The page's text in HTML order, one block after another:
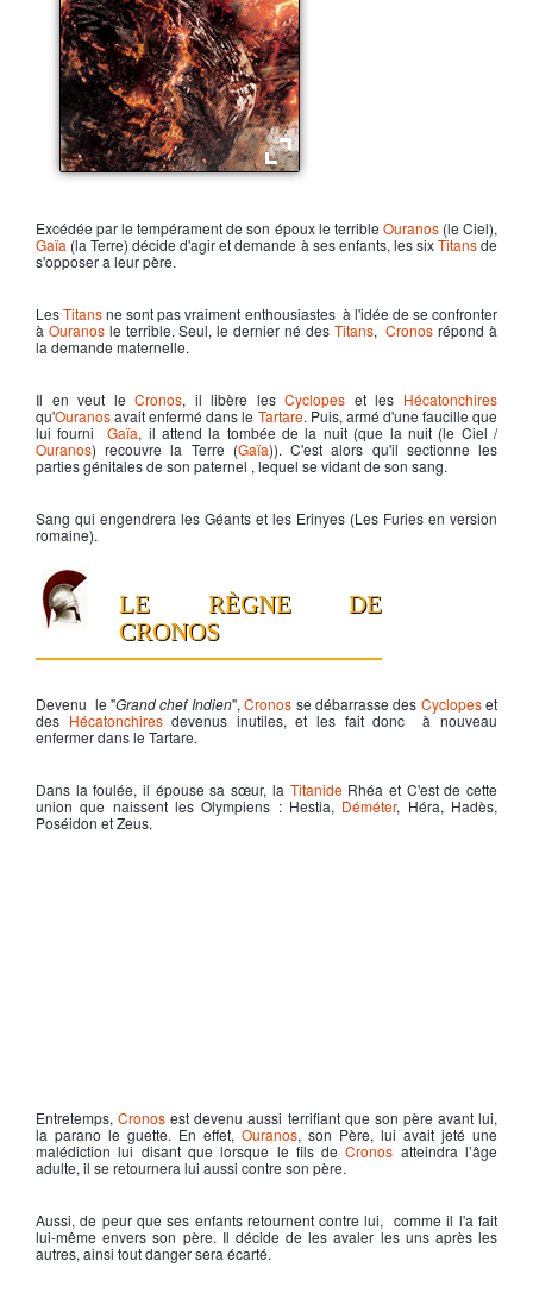
Excédée par le tempérament de son époux le terrible Ouranos(le Ciel),
Gaïa (la Terre) décide d'agir et demande à ses enfants, les sixTitansde
s'opposer a leur père.
LesTitansne sont pas vraiment enthousiastes à l'idée de se confronter
à Ouranosle terrible. Seul, le dernier né des Titans,Cronos répond à
la demande maternelle.
Il en veut leCronos, il libère lesCyclopes et les Hécatonchires
qu'Ouranosavait enfermé dans le Tartare. Puis, armé d'une faucille que
lui fourniGaïa, il attend la tombée de la nuit (que la nuit (le Ciel /
Ouranos) recouvre la Terre (Gaïa)). C'est alors qu'il sectionne les
parties génitales de son paternel , lequel se vidant de son sang.
Sang qui engendrera les Géants et les Erinyes (Les Furies en version
romaine).
LE RÈGNE DE
CRONOS
Devenu le "Grand chef Indien",Cronos se débarrasse des Cyclopeset
des Hécatonchiresdevenus inutiles, et les fait donc à nouveau
enfermer dans le Tartare.
Dans la foulée, il épouse sa sœur, la TitanideRhéa et C'est de cette
union que naissent les Olympiens : Hestia, Déméter, Héra, Hadès,
Poséidon et Zeus.
Entretemps,Cronos est devenu aussi terrifiant que son père avant lui,
la parano le guette. En effet, Ouranos, son Père, lui avait jeté une
malédiction lui disant que lorsque le fils deCronos atteindra l’âge
adulte, il se retournera lui aussi contre son père.
Aussi, de peur que ses enfants retournent contre lui, comme il l'a fait
lui-même envers son père. Il décide de les avaler les uns après les
autres, ainsi tout danger sera écarté.